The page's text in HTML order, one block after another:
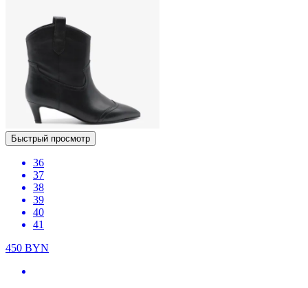
Быстрый просмотр
36
37
38
39
40
41
450 BYN